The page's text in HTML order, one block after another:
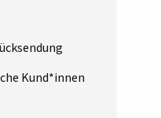
Kund*innen